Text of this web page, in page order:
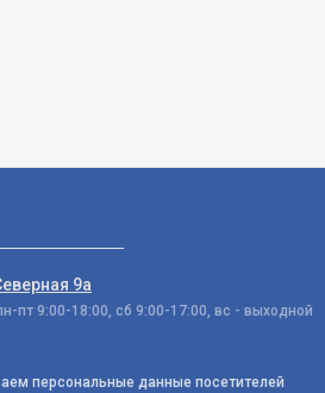
9а
пт 9:00-18:00, сб 9:00-17:00, вс - выходной
персональные данные посетителей